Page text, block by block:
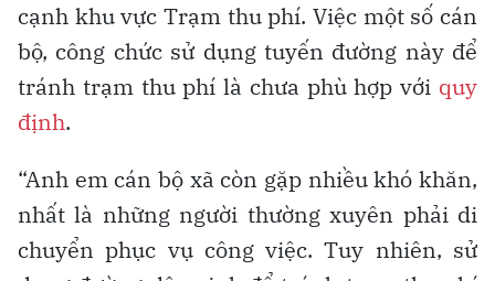
cạnh khu vực Trạm thu phí. Việc một số cán
bộ, công chức sử dụng tuyến đường này để
tránh trạm thu phí là chưa phù hợp với quy
định.
“Anh em cán bộ xã còn gặp nhiều khó khăn,
nhất là những người thường xuyên phải di
chuyển phục vụ công việc. Tuy nhiên, sử